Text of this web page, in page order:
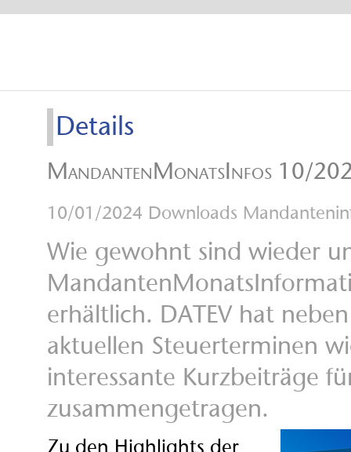
Details
MandantenMonatsInfos 10/
10/01/2024 Downloads
Wie gewohnt sind wieder
erhältlich. DATEV hat
aktuellen Steuerterminen
interessante Kurzbeiträge
zusammengetragen.
Zu den Highlights der